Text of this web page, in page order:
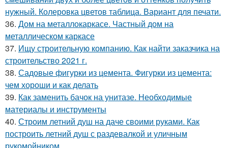
нужный. Колеровка цветов таблица. Вариант для печати.
36. Дом на металлокаркасе. Частный дом на
металлическом каркасе
37. Ищу строительную компанию. Как найти заказчика на
строительство 2021 г.
38. Садовые фигурки из цемента. Фигурки из цемента:
чем хороши и как делать
39. Как заменить бачок на унитазе. Необходимые
материалы и инструменты
40. Строим летний душ на даче своими руками. Как
построить летний душ с раздевалкой и уличным
рукомойником